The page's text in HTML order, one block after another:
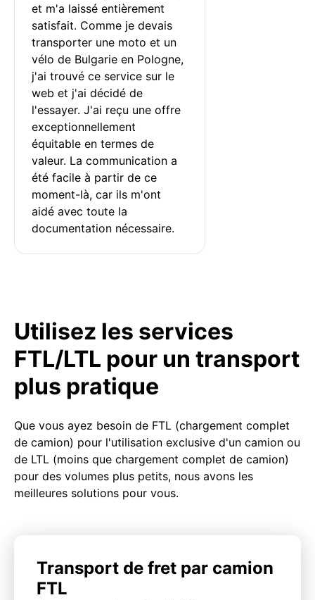
et m'a laissé entièrement
satisfait. Comme je devais
transporter une moto et un
vélo de Bulgarie en Pologne,
j'ai trouvé ce service sur le
web et j'ai décidé de
l'essayer. J'ai reçu une offre
exceptionnellement
équitable en termes de
valeur. La communication a
été facile à partir de ce
moment-là, car ils m'ont
aidé avec toute la
documentation nécessaire.
Utilisez les services
FTL/LTL pour un transport
plus pratique
Que vous ayez besoin de FTL (chargement complet
de camion) pour l'utilisation exclusive d'un camion ou
de LTL (moins que chargement complet de camion)
pour des volumes plus petits, nous avons les
meilleures solutions pour vous.
Transport de fret par camion
FTL